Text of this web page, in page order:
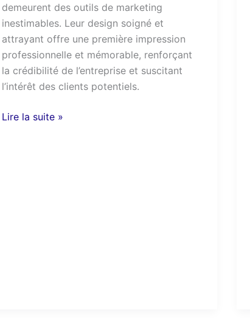
demeurent des outils de marketing
inestimables. Leur design soigné et
attrayant offre une première impression
professionnelle et mémorable, renforçant
la crédibilité de l’entreprise et suscitant
l’intérêt des clients potentiels.
Lire la suite »